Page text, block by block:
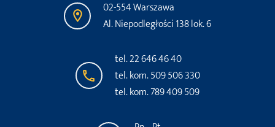
02-554 Warszawa
Al. Niepodległości 138 lok. 6
tel. 22 646 46 40
tel. kom. 509 506 330
tel. kom. 789 409 509